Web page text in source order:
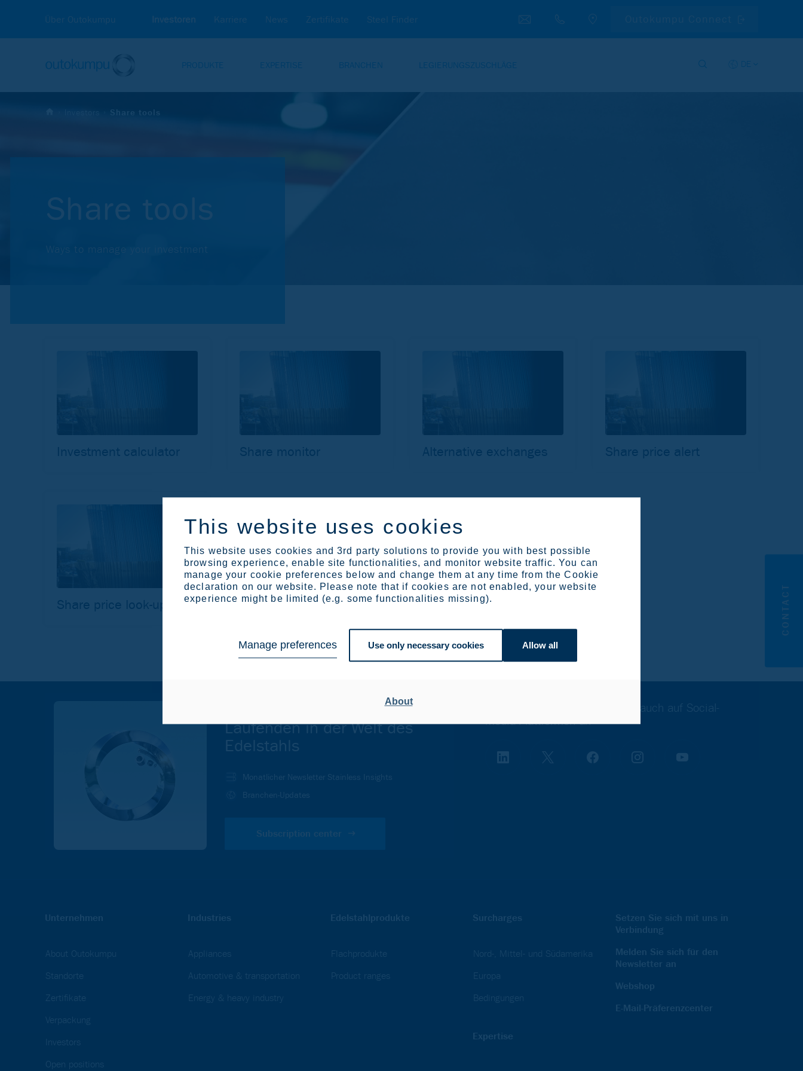
This website uses cookies
This website uses cookies and 3rd party solutions to provide you with best possible
browsing experience, enable site functionalities, and monitor website traffic. You can
manage your cookie preferences below and change them at any time from the Cookie
declaration on our website. Please note that if cookies are not enabled, your website
experience might be limited (e.g. some functionalities missing).
Manage preferences Use only necessary cookies Allow all
About
Über Outokumpu Investoren Karriere News Zertifikate Steel Finder
PRODUKTE EXPERTISE BRANCHEN LEGIERUNGSZUSCHLÄGE DE
Share tools
Sha­re tools
Ways to manage your investment
Investment calculator Share monitor Alternative exchanges Share price alert
Share price look-up
Laufenden in der Welt des
Edelstahls
Monatlicher Newsletter Stainless Insights
Branchen-Updates
Subscription center
Schließen Sie sich Outokumpu auch auf Social-
Media-Plattformen an
Unternehmen
About Outokumpu
Standorte
Zertifikate
Verpackung
Investors
Open positions
Industries
Appliances
Automotive & transportation
Energy & heavy industry
Edelstahlprodukte
Flachprodukte
Product ranges
Surcharges
Nord-, Mittel- und Südamerika
Europa
Bedingungen
Expertise
Setzen Sie sich mit uns in
Verbindung
Melden Sie sich für den
Newsletter an
Webshop
E-Mail-Präferenzcenter
CONTACT